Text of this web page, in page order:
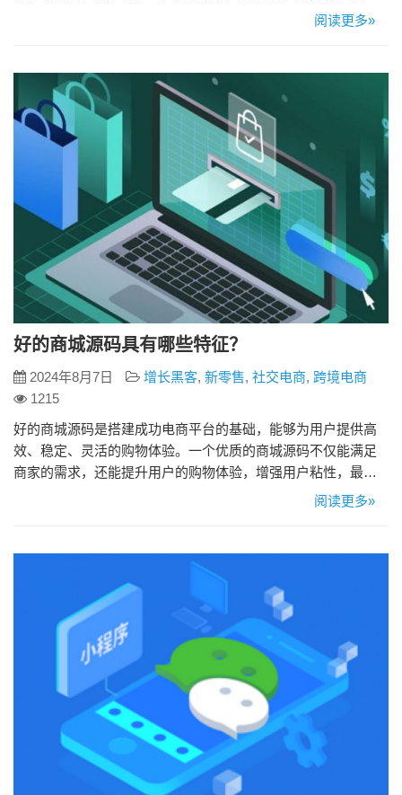
呢？以下是一些实用的小技巧，帮助商家更好地管理和提升小
好的界面设计能够显著提升用户体验。建议商家在设计界面
时，注重以下几点： 1…
阅读更多»
好的商城源码具有哪些特征？
2024年8月7日 增长黑客, 新零售, 社交电商, 跨境电商
1215
好的商城源码是搭建成功电商平台的基础，能够为用户提供高
效、稳定、灵活的购物体验。一个优质的商城源码不仅能满足
商家的需求，还能提升用户的购物体验，增强用户粘性，最终
实现盈利目标。本文将从性能、功能、安全性、可扩展性和用
一个好的商城源码应具备以下几个性能特征： 1、高效的页面加
阅读更多»